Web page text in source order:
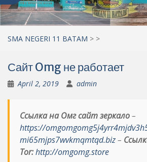
SMA NEGERI 11 BATAM > >
Сайт Omg не работает
April 2, 2019 admin
Ссылка на Омг сайт зеркало–
https://
mi65mjps7wvkmqmtqd.biz–
Tor:http://omgomg.store